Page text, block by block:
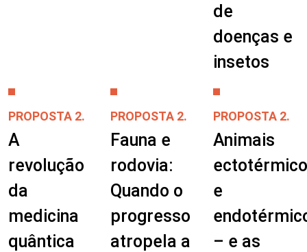
de
doenças e
insetos
PROPOSTA 2.
A
revolução
da
medicina
quântica
PROPOSTA 2.
Fauna e
rodovia:
Quando o
progresso
atropela a
PROPOSTA 2.
Animais
e
– e as